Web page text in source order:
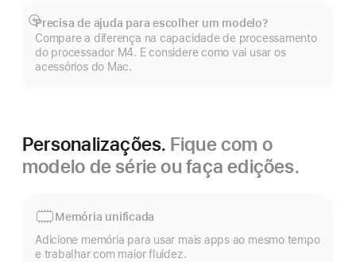
Precisa de ajuda para escolher um modelo?
Compare a diferença na capacidade de processamento
do processador M4. E considere como vai usar os
acessórios do Mac.
Veja
mais
Personalizações. Fique com o
modelo de série ou faça edições.
Memória unificada
Adicione memória para usar mais apps ao mesmo tempo
e trabalhar com maior fluidez.